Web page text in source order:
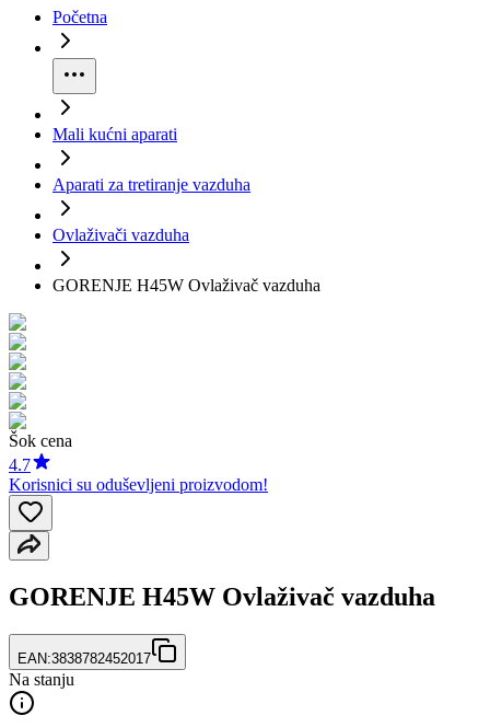
Početna
Mali kućni aparati
Aparati za tretiranje vazduha
Ovlaživači vazduha
GORENJE H45W Ovlaživač vazduha
Šok cena
4.7
Korisnici su oduševljeni proizvodom!
GORENJE H45W Ovlaživač vazduha
EAN:3838782452017
Na stanju